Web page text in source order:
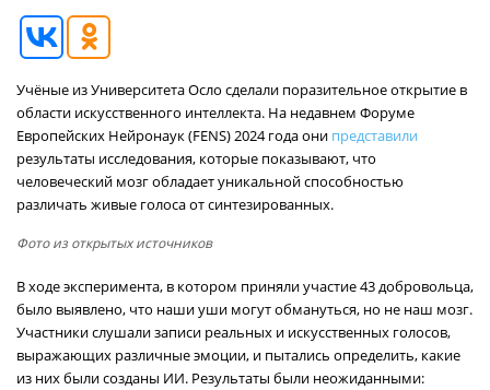
Учёные из Университета Осло сделали поразительное открытие в
области искусственного интеллекта. На недавнем Форуме
Европейских Нейронаук (FENS) 2024 года они представили
результаты исследования, которые показывают, что
человеческий мозг обладает уникальной способностью
различать живые голоса от синтезированных.
Фото из открытых источников
В ходе эксперимента, в котором приняли участие 43 добровольца,
было выявлено, что наши уши могут обмануться, но не наш мозг.
Участники слушали записи реальных и искусственных голосов,
выражающих различные эмоции, и пытались определить, какие
из них были созданы ИИ. Результаты были неожиданными: